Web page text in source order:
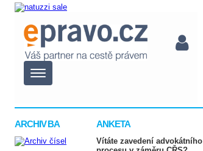
ARCHIV BA ANKETA
Vítáte zavedení advokátního